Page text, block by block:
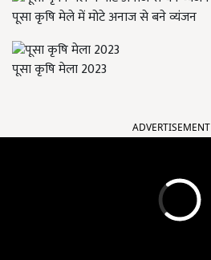
पूसा कृषि मेले में मोटे अनाज से बने व्यंजन
पूसा कृषि मेला 2023
ADVERTISEMENT